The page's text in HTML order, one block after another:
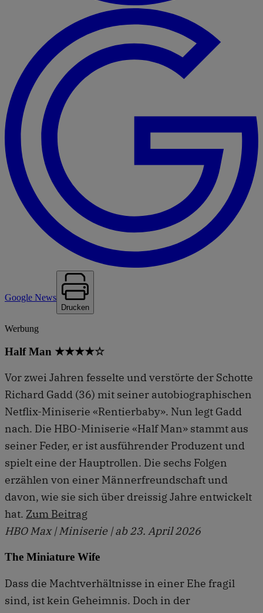
Google News
Drucken
Werbung
Half Man ★★★★☆
Vor zwei Jahren fesselte und verstörte der Schotte
Richard Gadd (36) mit seiner auto­biographischen
Netflix-Miniserie «Rentierbaby». Nun legt Gadd
nach. Die HBO-Miniserie «Half Man» stammt aus
seiner Feder, er ist ausführender Produzent und
spielt eine der Hauptrollen. Die sechs Folgen
erzählen von einer Männerfreundschaft und
davon, wie sie sich über dreissig Jahre entwickelt
hat. Zum Beitrag
HBO Max | Miniserie | ab 23. April 2026
The Miniature Wife
Dass die Machtverhältnisse in einer Ehe fragil
sind, ist kein Geheimnis. Doch in der